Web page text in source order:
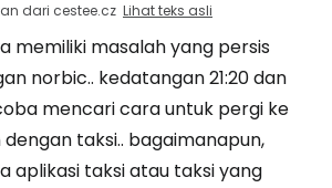
dari cestee.cz Lihat teks asli
memiliki masalah yang persis
norbic.. kedatangan 21:20 dan
mencari cara untuk pergi ke
taksi.. bagaimanapun,
aplikasi taksi atau taksi yang